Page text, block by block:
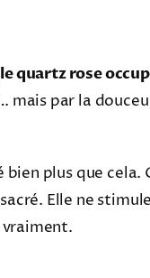
le quartz rose
par la
plus que cela.
Elle ne